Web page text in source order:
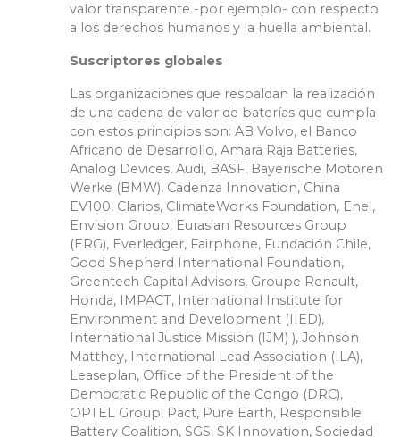
valor transparente -por ejemplo- con respecto
a los derechos humanos y la huella ambiental.
Suscriptores globales
Las organizaciones que respaldan la realización
de una cadena de valor de baterías que cumpla
con estos principios son: AB Volvo, el Banco
Africano de Desarrollo, Amara Raja Batteries,
Analog Devices, Audi, BASF, Bayerische Motoren
Werke (BMW), Cadenza Innovation, China
EV100, Clarios, ClimateWorks Foundation, Enel,
Envision Group, Eurasian Resources Group
(ERG), Everledger, Fairphone, Fundación Chile,
Good Shepherd International Foundation,
Greentech Capital Advisors, Groupe Renault,
Honda, IMPACT, International Institute for
Environment and Development (IIED),
International Justice Mission (IJM) ), Johnson
Matthey, International Lead Association (ILA),
Leaseplan, Office of the President of the
Democratic Republic of the Congo (DRC),
OPTEL Group, Pact, Pure Earth, Responsible
Battery Coalition, SGS, SK Innovation, Sociedad